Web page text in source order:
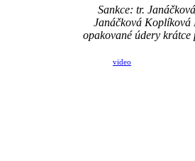
Sankce: tr.
Janáčková Koplíková
opakované údery
video